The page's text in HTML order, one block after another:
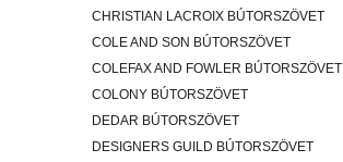
CHRISTIAN LACROIX BÚTORSZÖVET
COLE AND SON BÚTORSZÖVET
COLEFAX AND FOWLER BÚTORSZÖVET
COLONY BÚTORSZÖVET
DEDAR BÚTORSZÖVET
DESIGNERS GUILD BÚTORSZÖVET